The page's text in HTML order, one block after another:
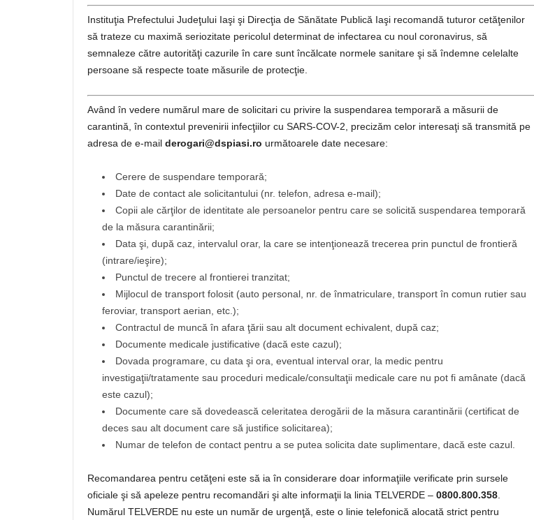
Instituţia Prefectului Judeţului Iaşi şi Direcţia de Sănătate Publică Iaşi recomandă tuturor cetăţenilor
să trateze cu maximă seriozitate pericolul determinat de infectarea cu noul coronavirus, să
semnaleze către autorităţi cazurile în care sunt încălcate normele sanitare şi să îndemne celelalte
persoane să respecte toate măsurile de protecţie.
Având în vedere numărul mare de solicitari cu privire la suspendarea temporară a măsurii de
carantină, în contextul prevenirii infecţiilor cu SARS-COV-2, precizăm celor interesaţi să transmită pe
adresa de e-mail derogari@dspiasi.ro următoarele date necesare:
Cerere de suspendare temporară;
Date de contact ale solicitantului (nr. telefon, adresa e-mail);
Copii ale cărţilor de identitate ale persoanelor pentru care se solicită suspendarea temporară
de la măsura carantinării;
Data şi, după caz, intervalul orar, la care se intenţionează trecerea prin punctul de frontieră
(intrare/ieşire);
Punctul de trecere al frontierei tranzitat;
Mijlocul de transport folosit (auto personal, nr. de înmatriculare, transport în comun rutier sau
feroviar, transport aerian, etc.);
Contractul de muncă în afara ţării sau alt document echivalent, după caz;
Documente medicale justificative (dacă este cazul);
Dovada programare, cu data şi ora, eventual interval orar, la medic pentru
investigaţii/tratamente sau proceduri medicale/consultaţii medicale care nu pot fi amânate (dacă
este cazul);
Documente care să dovedească celeritatea derogării de la măsura carantinării (certificat de
deces sau alt document care să justifice solicitarea);
Numar de telefon de contact pentru a se putea solicita date suplimentare, dacă este cazul.
Recomandarea pentru cetăţeni este să ia în considerare doar informaţiile verificate prin sursele
oficiale şi să apeleze pentru recomandări şi alte informaţii la linia TELVERDE – 0800.800.358
Numărul TELVERDE nu este un număr de urgenţă, este o linie telefonică alocată strict pentru